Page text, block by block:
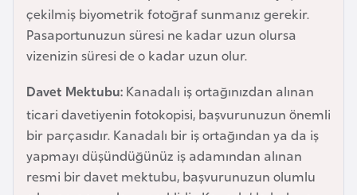
çekilmiş biyometrik fotoğraf sunmanız gerekir.
Pasaportunuzun süresi ne kadar uzun olursa
vizenizin süresi de o kadar uzun olur.
Davet Mektubu: Kanadalı iş ortağınızdan alınan
ticari davetiyenin fotokopisi, başvurunuzun önemli
bir parçasıdır. Kanadalı bir iş ortağından ya da iş
yapmayı düşündüğünüz iş adamından alınan
resmi bir davet mektubu, başvurunuzun olumlu
n
B
n
g
l
a
d